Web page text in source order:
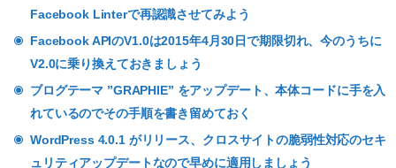
Facebook Linterで再認識させてみよう
Facebook APIのV1.0は2015年4月30日で期限切れ、今のうちに
V2.0に乗り換えておきましょう
ブログテーマ ”GRAPHIE” をアップデート、本体コードに手を入
れているのでその手順を書き留めておく
WordPress 4.0.1 がリリース、クロスサイトの脆弱性対応のセキ
ュリティアップデートなので早めに適用しましょう